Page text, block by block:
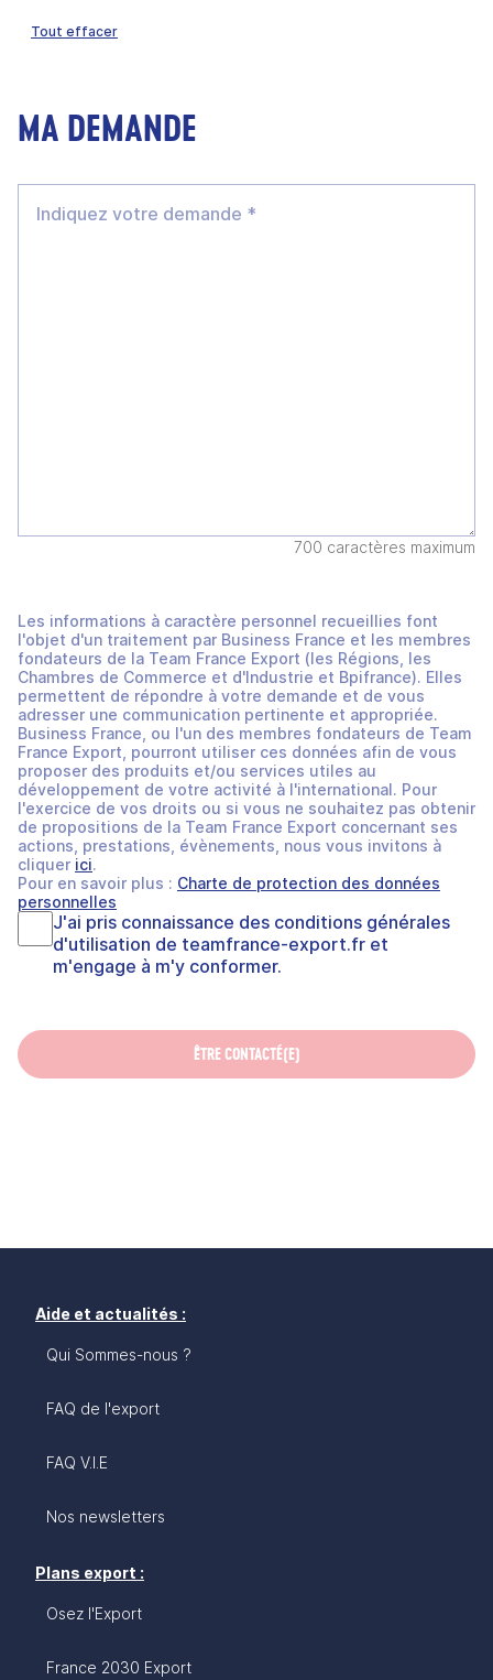
Tout effacer
MA DEMANDE
700 caractères maximum
Les informations à caractère personnel recueillies font
l'objet d'un traitement par Business France et les membres
fondateurs de la Team France Export (les Régions, les
Chambres de Commerce et d'Industrie et Bpifrance). Elles
permettent de répondre à votre demande et de vous
adresser une communication pertinente et appropriée.
Business France, ou l'un des membres fondateurs de Team
France Export, pourront utiliser ces données afin de vous
proposer des produits et/ou services utiles au
développement de votre activité à l'international. Pour
l'exercice de vos droits ou si vous ne souhaitez pas obtenir
de propositions de la Team France Export concernant ses
actions, prestations, évènements, nous vous invitons à
cliquer ici.
Pour en savoir plus : Charte de protection des données
personnelles
J'ai pris connaissance des conditions générales
d'utilisation de teamfrance-export.fr et
m'engage à m'y conformer.
ÊTRE CONTACTÉ(E)
Aide et actualités :
Qui Sommes-nous ?
FAQ de l'export
FAQ V.I.E
Nos newsletters
Plans export :
Osez l'Export
France 2030 Export